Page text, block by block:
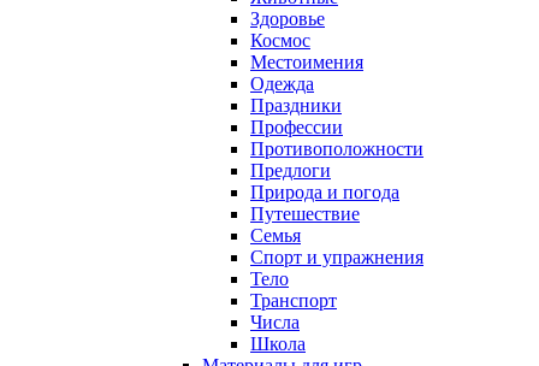
Здоровье
Космос
Местоимения
Одежда
Праздники
Профессии
Противоположности
Предлоги
Природа и погода
Путешествие
Семья
Спорт и упражнения
Тело
Транспорт
Числа
Школа